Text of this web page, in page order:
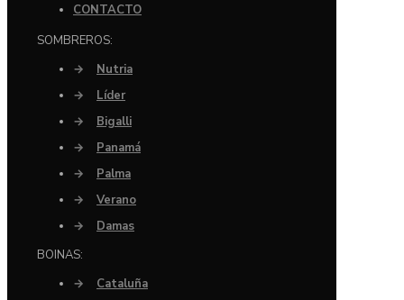
CONTACTO
SOMBREROS:
→
Nutria
→
Líder
→
Bigalli
→
Panamá
→
Palma
→
Verano
→
Damas
BOINAS:
→
Cataluña